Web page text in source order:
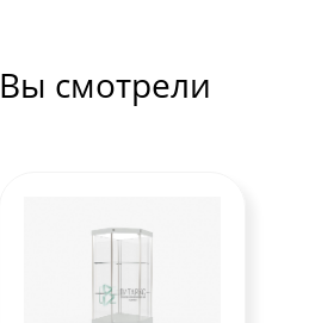
Вы смотрели